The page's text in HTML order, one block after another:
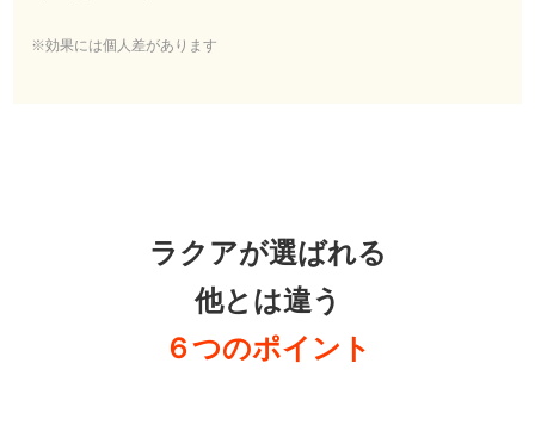
※効果には個人差があります
ラクアが選ばれる
他とは違う
６つのポイント